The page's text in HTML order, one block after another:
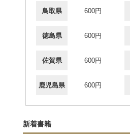
鳥取県 600円
徳島県 600円
佐賀県 600円
鹿児島県 600円
新着書籍